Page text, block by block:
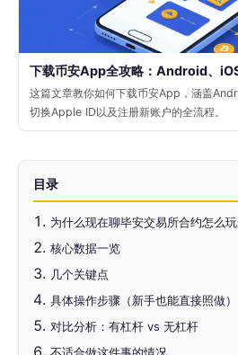
下载币安App全攻略：Android、
这篇文章教你如何下载币安App，涵盖
切换Apple ID以及注册新账户的全流程。
目录
为什么现在聊毕安交易所合约怎么
核心数据一览
几个关键点
具体操作步骤（新手也能直接照做）
对比分析：有杠杆 vs 无杠杆